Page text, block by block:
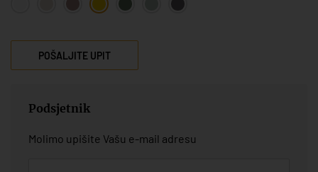
POŠALJITE UPIT
Podsjetnik
Molimo upišite Vašu e-mail adresu